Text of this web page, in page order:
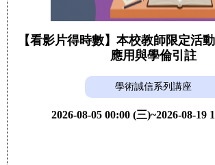
【看影片得時數】本校教師限定活
應用與學倫引註
學術誠信系列講座
2026-08-05 00:00 (三)~2026-08-19